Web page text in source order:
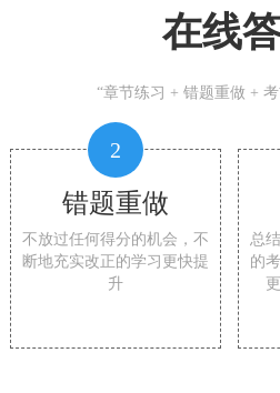
在线
“章节练习 + 错题重做 +
2
错题重做
不放过任何得分的机会，不
断地充实改正的学习更快提
升
总
的